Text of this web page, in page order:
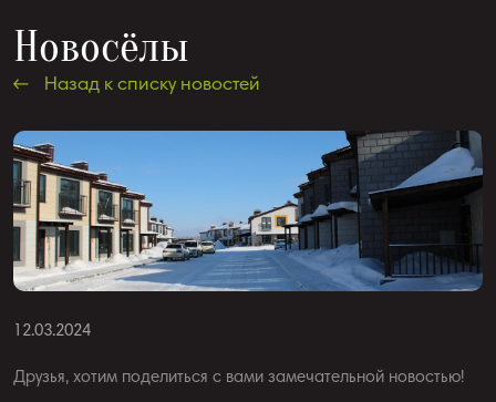
Новосёлы
Назад к списку новостей
12.03.2024
Друзья, хотим поделиться с вами замечательной новостью!